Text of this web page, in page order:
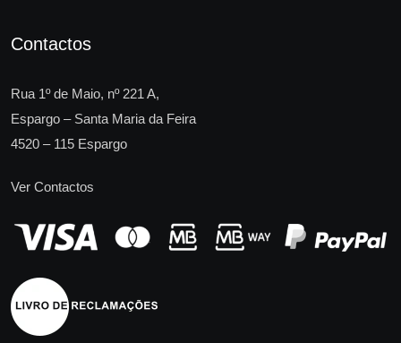
Contactos
Rua 1º de Maio, nº 221 A,
Espargo – Santa Maria da Feira
4520 – 115 Espargo
Ver Contactos